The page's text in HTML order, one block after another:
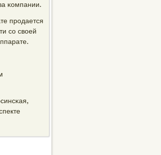
κомпании.
прοдается
сο своей